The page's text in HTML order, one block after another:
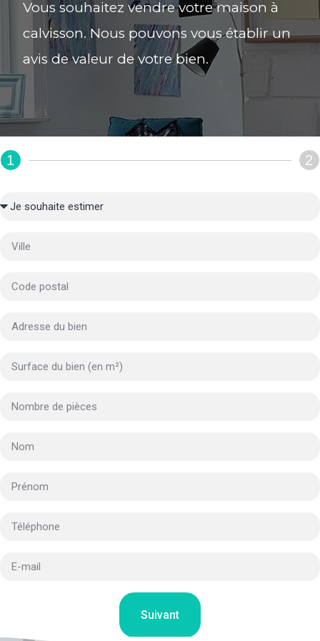
Vous souhaitez vendre votre maison à
calvisson. Nous pouvons vous établir un
avis de valeur de votre bien.
1 2
Suivant